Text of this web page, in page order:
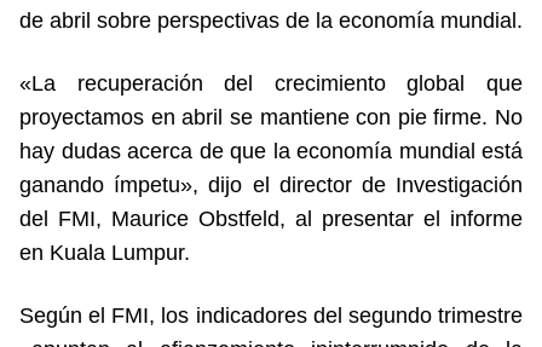
de abril sobre perspectivas de la economía mundial.
«La recuperación del crecimiento global que
proyectamos en abril se mantiene con pie firme. No
hay dudas acerca de que la economía mundial está
ganando ímpetu», dijo el director de Investigación
del FMI, Maurice Obstfeld, al presentar el informe
en Kuala Lumpur.
Según el FMI, los indicadores del segundo trimestre